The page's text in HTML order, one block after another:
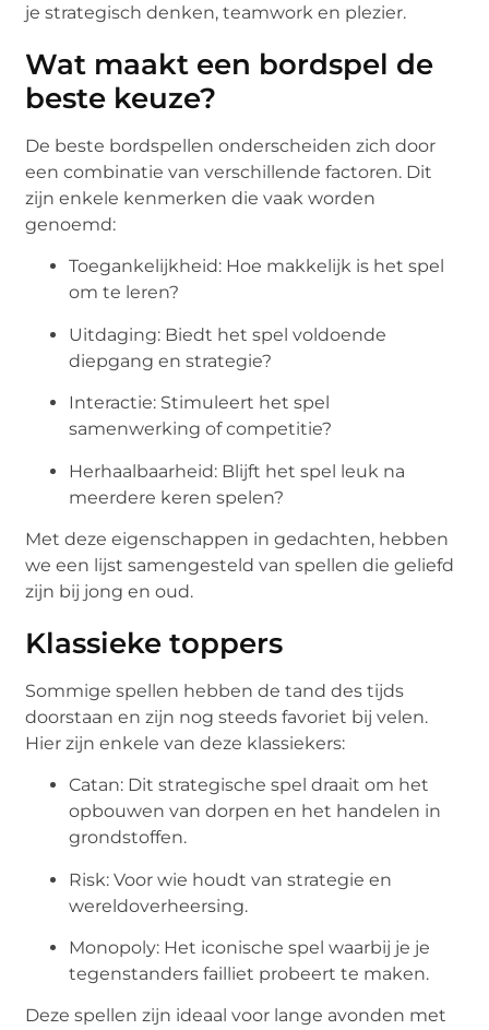
je strategisch denken, teamwork en plezier.
Wat maakt een bordspel de
beste keuze?
De beste bordspellen onderscheiden zich door
een combinatie van verschillende factoren. Dit
zijn enkele kenmerken die vaak worden
genoemd:
Toegankelijkheid: Hoe makkelijk is het spel
om te leren?
Uitdaging: Biedt het spel voldoende
diepgang en strategie?
Interactie: Stimuleert het spel
samenwerking of competitie?
Herhaalbaarheid: Blijft het spel leuk na
meerdere keren spelen?
Met deze eigenschappen in gedachten, hebben
we een lijst samengesteld van spellen die geliefd
zijn bij jong en oud.
Klassieke toppers
Sommige spellen hebben de tand des tijds
doorstaan en zijn nog steeds favoriet bij velen.
Hier zijn enkele van deze klassiekers:
Catan: Dit strategische spel draait om het
opbouwen van dorpen en het handelen in
grondstoffen.
Risk: Voor wie houdt van strategie en
wereldoverheersing.
Monopoly: Het iconische spel waarbij je je
tegenstanders failliet probeert te maken.
Deze spellen zijn ideaal voor lange avonden met